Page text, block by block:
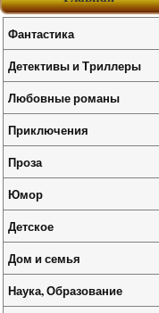
Фантастика
Детективы и Триллеры
Любовные романы
Приключения
Проза
Юмор
Детское
Дом и семья
Наука, Образование